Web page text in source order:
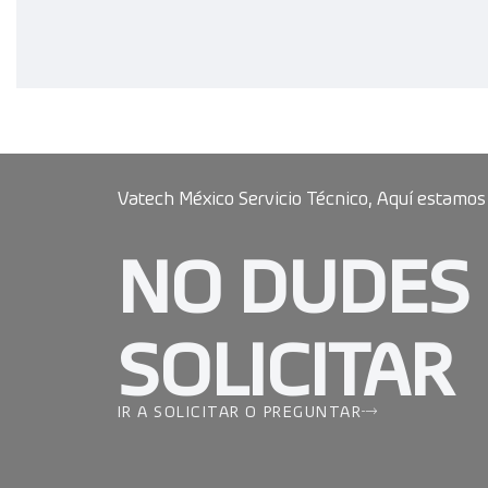
Vatech México Servicio Técnico, Aquí estamos
NO DUDES
SOLICITAR
IR A SOLICITAR O PREGUNTAR